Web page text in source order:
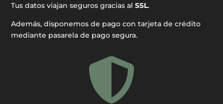
Tus datos viajan seguros gracias alSSL.
Además, disponemos de pago con tarjeta de crédito
mediante pasarela de pago segura.
